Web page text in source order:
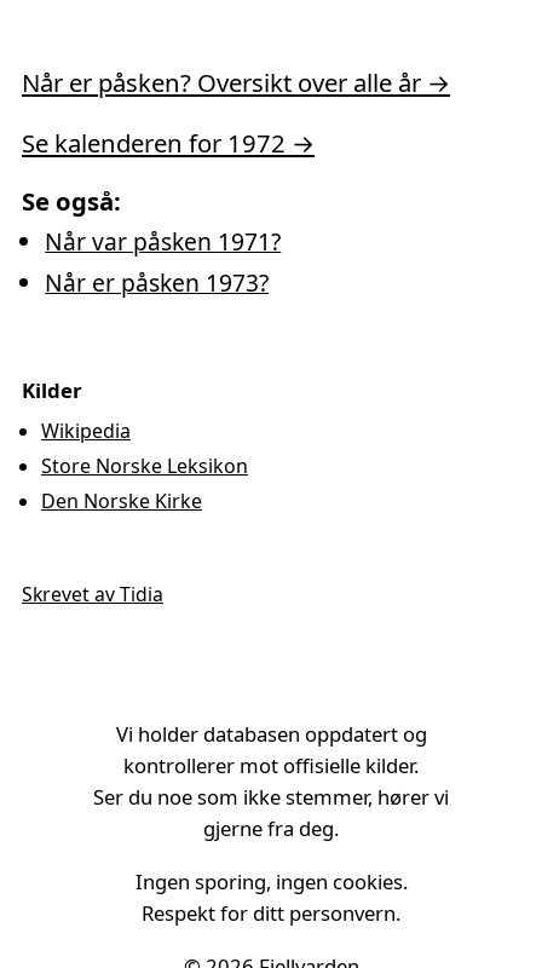
Når er påsken? Oversikt over alle år →
Se kalenderen for 1972 →
Se også:
Når var påsken 1971?
Når er påsken 1973?
Kilder
Wikipedia
Store Norske Leksikon
Den Norske Kirke
Skrevet av Tidia
Vi holder databasen oppdatert og
kontrollerer mot offisielle kilder.
Ser du noe som ikke stemmer, hører vi
gjerne fra deg.
Ingen sporing, ingen cookies.
Respekt for ditt personvern.